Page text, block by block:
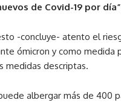
de Covid-19 por
-concluye- atento el
ómicron y como medida
medidas descriptas.
albergar más de 400